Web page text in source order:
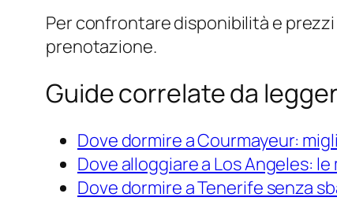
Per confrontare disponibilità e
prenotazione.
Guide correlate da
Dove dormire a Courmayeur:
Dove alloggiare a Los Angeles:
Dove dormire a Tenerife senza